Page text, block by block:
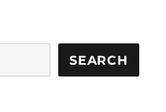
SEARCH